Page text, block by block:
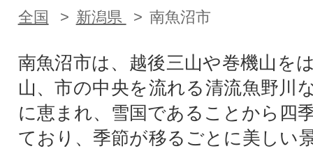
全国 新潟県 南魚沼市
南魚沼市は、越後三山や巻機山を
山、市の中央を流れる清流魚野川
に恵まれ、雪国であることから四
ており、季節が移るごとに美しい